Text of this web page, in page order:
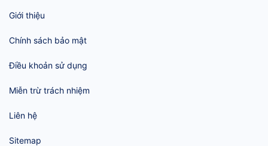
Giới thiệu
Chính sách bảo mật
Điều khoản sử dụng
Miễn trừ trách nhiệm
Liên hệ
Sitemap